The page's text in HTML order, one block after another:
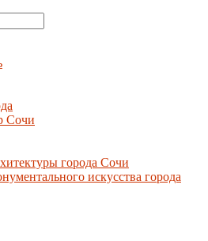
Сочи
города Сочи
искусства города